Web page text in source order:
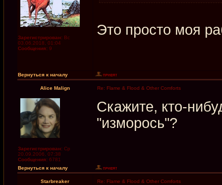
Зарегистрирован: Вс
03.06.2018, 01:04
Сообщения: 9
Это просто моя
Вернуться к началу
Alice Malign Re: Flame & Flood & Other Comforts
Зарегистрирован: Ср
20.09.2006, 07:38
Сообщения: 6781
Скажите, кто-
"изморось"?
Вернуться к началу
Starbreaker Re: Flame & Flood & Other Comforts